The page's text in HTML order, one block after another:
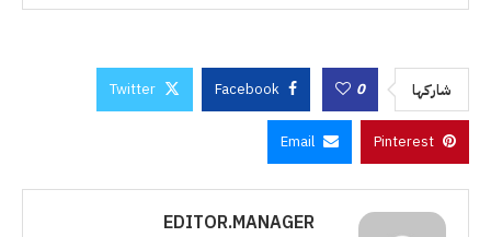
شاركها 0
Facebook
Twitter
Pinterest
Email
EDITOR.MANAGER